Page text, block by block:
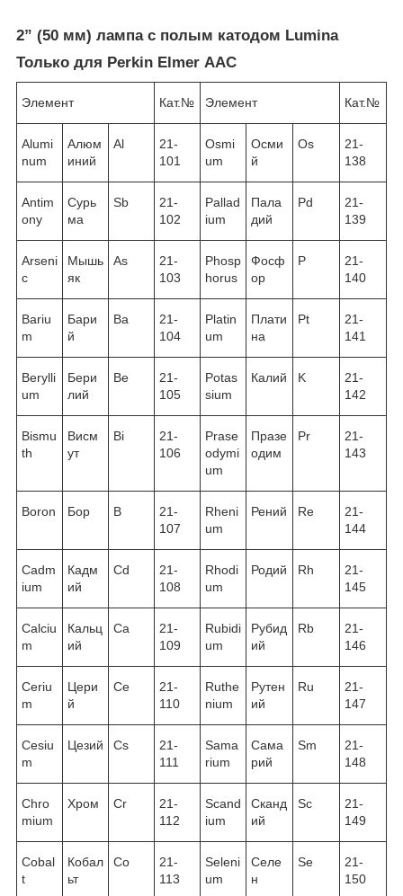
2” (50 мм) лампа с полым катодом Lumina
Только для Perkin Elmer ААС
Элемент Кат.№ Элемент Кат.№
Alumi
num
Алюм
иний
Al
21-
101
Osmi
um
Осми
й
Os
21-
138
Antim
ony
Сурь
ма
Sb
21-
102
Pallad
ium
Пала
дий
Pd
21-
139
Arseni
c
Мышь
як
As
21-
103
Phosp
horus
Фосф
ор
P
21-
140
Bariu
m
Бари
й
Ba
21-
104
Platin
um
Плати
на
Pt
21-
141
Berylli
um
Бери
лий
Be
21-
105
Potas
sium
Калий K
21-
142
Bismu
th
Висм
ут
Bi
21-
106
Prase
odymi
um
Празе
одим
Pr
21-
143
Boron Бор B
21-
107
Rheni
um
Рений Re
21-
144
Cadm
ium
Кадм
ий
Cd
21-
108
Rhodi
um
Родий Rh
21-
145
Calciu
m
Кальц
ий
Ca
21-
109
Rubidi
um
Рубид
ий
Rb
21-
146
Ceriu
m
Цери
й
Ce
21-
110
Ruthe
nium
Рутен
ий
Ru
21-
147
Cesiu
m
Цезий Cs
21-
111
Sama
rium
Сама
рий
Sm
21-
148
Chro
mium
Хром Cr
21-
112
Scand
ium
Сканд
ий
Sc
21-
149
Cobal
t
Кобал
ьт
Co
21-
113
Seleni
um
Селе
н
Se
21-
150